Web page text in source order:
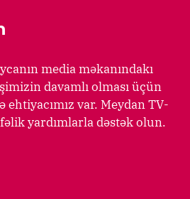
media məkanındakı
davamlı olması üçün
var. Meydan TV-
yardımlarla dəstək olun.